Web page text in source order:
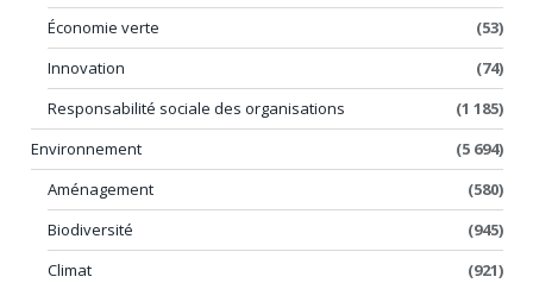
Économie verte
(53)
Innovation
(74)
Responsabilité sociale des organisations
(1 185)
Environnement
(5 694)
Aménagement
(580)
Biodiversité
(945)
Climat
(921)